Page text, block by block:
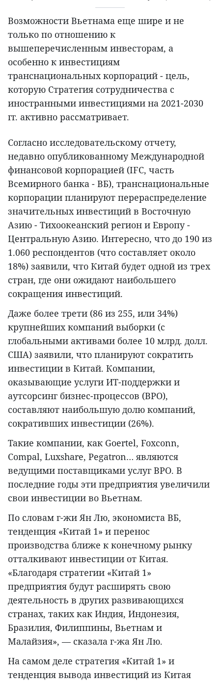
Возможности Вьетнама еще шире и не
только по отношению к
вышеперечисленным инвесторам, а
особенно к инвестициям
транснациональных корпораций - цель,
которую Стратегия сотрудничества с
иностранными инвестициями на 2021-2030
гг. активно рассматривает.
Согласно исследовательскому отчету,
недавно опубликованному Международной
финансовой корпорацией (IFC, часть
Всемирного банка - ВБ), транснациональные
корпорации планируют перераспределение
значительных инвестиций в Восточную
Азию - Тихоокеанский регион и Европу -
Центральную Азию. Интересно, что до 190 из
1.060 респондентов (что составляет около
18%) заявили, что Китай будет одной из трех
стран, где они ожидают наибольшего
сокращения инвестиций.
Даже более трети (86 из 255, или 34%)
крупнейших компаний выборки (с
глобальными активами более 10 млрд. долл.
США) заявили, что планируют сократить
инвестиции в Китай. Компании,
оказывающие услуги ИТ-поддержки и
аутсорсинг бизнес-процессов (BPO),
составляют наибольшую долю компаний,
сокративших инвестиции (26%).
Такие компании, как Goertel, Foxconn,
Compal, Luxshare, Pegatron… являются
ведущими поставщиками услуг BPO. В
последние годы эти предприятия увеличили
свои инвестиции во Вьетнам.
По словам г-жи Ян Лю, экономиста ВБ,
тенденция «Китай 1» и перенос
производства ближе к конечному рынку
отталкивают инвестиции от Китая.
«Благодаря стратегии «Китай 1»
предприятия будут расширять свою
деятельность в других развивающихся
странах, таких как Индия, Индонезия,
Бразилия, Филиппины, Вьетнам и
Малайзия», — сказала г-жа Ян Лю.
На самом деле стратегия «Китай 1» и
тенденция вывода инвестиций из Китая